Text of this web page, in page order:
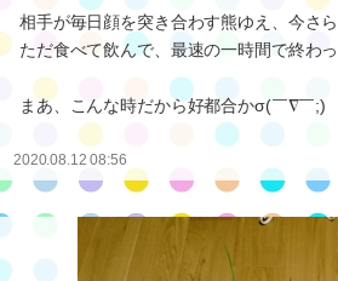
レモンサワー ×1
ハイボール ×2
２人で4400円。
相手が毎日顔を突き合わす熊ゆえ、今さ
まあ、こんな時だから好都合かσ(￣∇￣;)